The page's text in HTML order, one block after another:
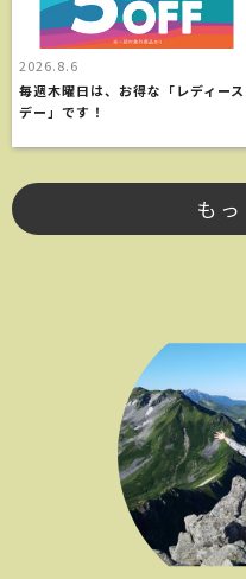
2026.8.6
毎週木曜日は、お得な「レディース
デー」です！
も